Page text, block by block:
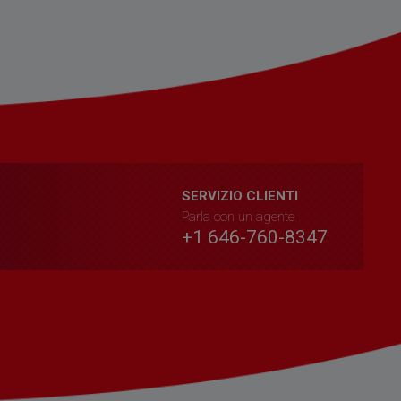
SERVIZIO CLIENTI
Parla con un agente
+1 646-760-8347